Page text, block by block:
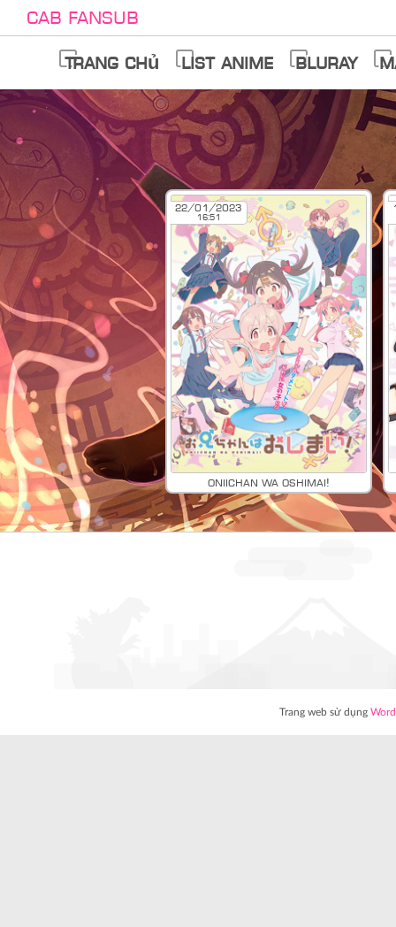
Cab Fansub
Trang chủ List anime Bluray
22/01/2023
16:51
Oniichan wa Oshimai!
Trang web sử dụng